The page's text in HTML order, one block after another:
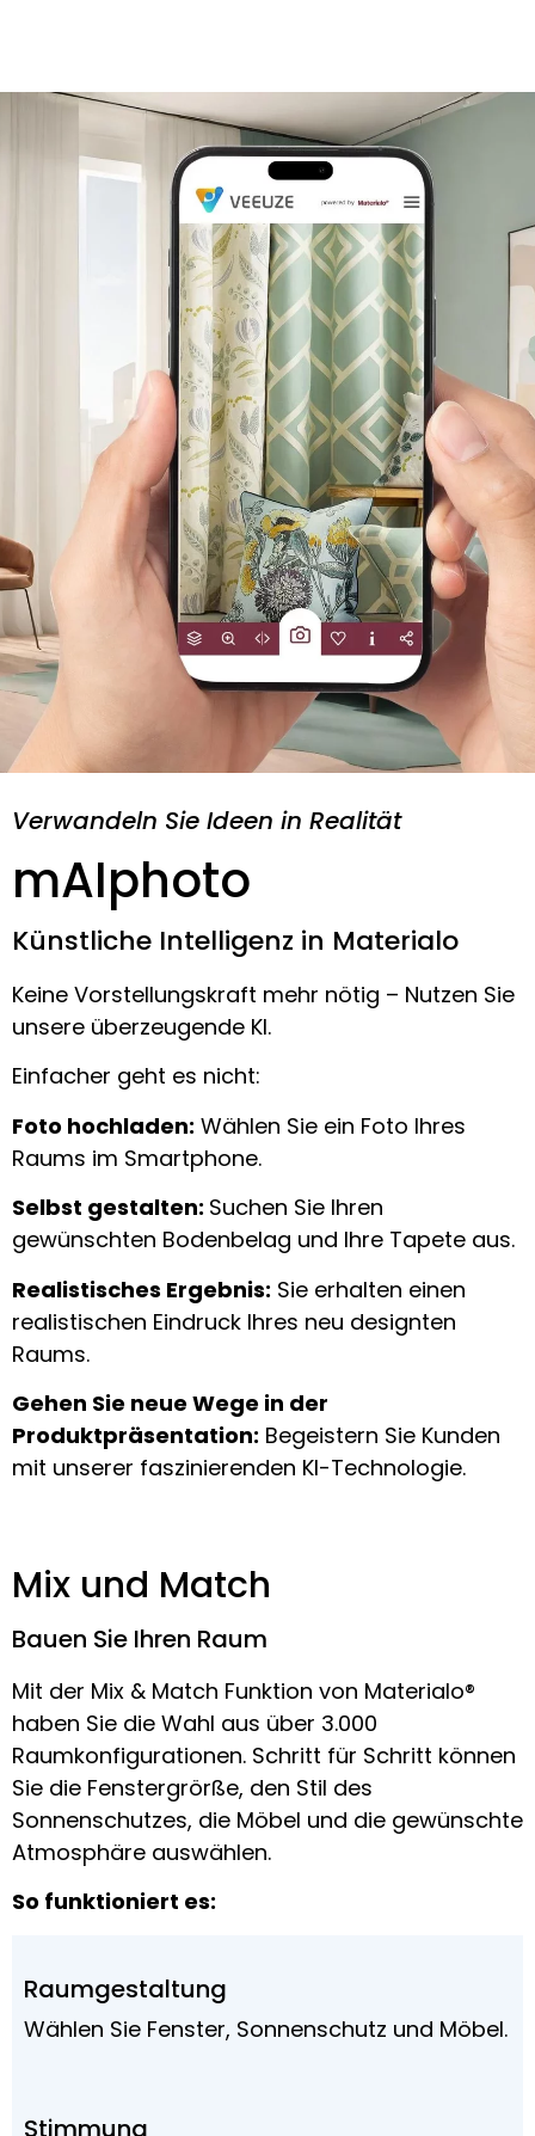
Verwandeln Sie Ideen in Realität
mAIphoto
Künstliche Intelligenz in Materialo
Keine Vorstellungskraft mehr nötig – Nutzen Sie
unsere überzeugende KI.
Einfacher geht es nicht:
Foto hochladen: Wählen Sie ein Foto Ihres
Raums im Smartphone.
Selbst gestalten: Suchen Sie Ihren
gewünschten Bodenbelag und Ihre Tapete aus.
Realistisches Ergebnis: Sie erhalten einen
realistischen Eindruck Ihres neu designten
Raums.
Gehen Sie neue Wege in der
Produktpräsentation: Begeistern Sie Kunden
mit unserer faszinierenden KI-Technologie.
Mix und Match
Bauen Sie Ihren Raum
Mit der Mix & Match Funktion von Materialo®
haben Sie die Wahl aus über 3.000
Raumkonfigurationen. Schritt für Schritt können
Sie die Fenstergrörße, den Stil des
Sonnenschutzes, die Möbel und die gewünschte
Atmosphäre auswählen.
So funktioniert es:
Raumgestaltung
Wählen Sie Fenster, Sonnenschutz und Möbel.
Stimmung